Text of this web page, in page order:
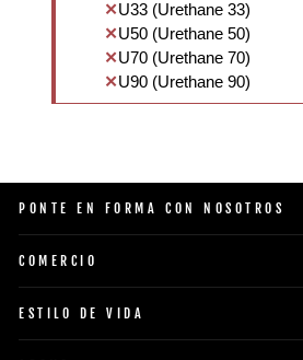
U33 (Urethane 33)
U50 (Urethane 50)
U70 (Urethane 70)
U90 (Urethane 90)
PONTE EN FORMA CON NOSOTROS
COMERCIO
ESTILO DE VIDA